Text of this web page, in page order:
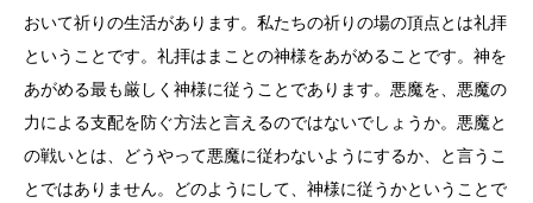
おいて祈りの生活があります。私たちの祈りの場の頂点とは礼拝
ということです。礼拝はまことの神様をあがめることです。神を
あがめる最も厳しく神様に従うことであります。悪魔を、悪魔の
力による支配を防ぐ方法と言えるのではないでしょうか。悪魔と
の戦いとは、どうやって悪魔に従わないようにするか、と言うこ
とではありません。どのようにして、神様に従うかということで